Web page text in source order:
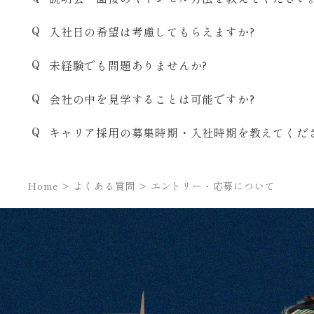
入社日の希望は考慮してもらえますか?
未経験でも問題ありませんか?
会社の中を見学することは可能ですか?
キャリア採用の募集時期・入社時期を教えてくだ
Home > よくある質問 > エントリー・応募について